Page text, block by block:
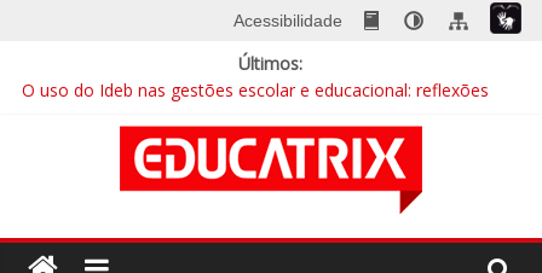
Acessibilidade
Últimos:
O uso do Ideb nas gestões escolar e educacional: reflexões
A escola na era digital
EDUCATRIX 28 | Baixe já a nova edição
Mentalidades matemáticas: a abordagem que quebra barreiras
Revista